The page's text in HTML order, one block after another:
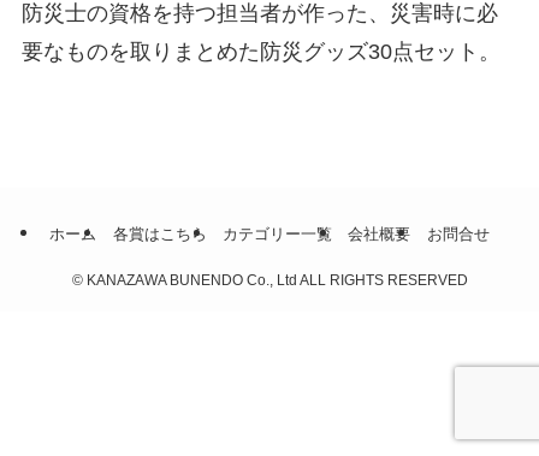
防災士の資格を持つ担当者が作った、災害時に必
要なものを取りまとめた防災グッズ30点セット。
ホーム 各賞はこちら カテゴリー一覧 会社概要 お問合せ
©KANAZAWA BUNENDO Co., Ltd ALL RIGHTS RESERVED